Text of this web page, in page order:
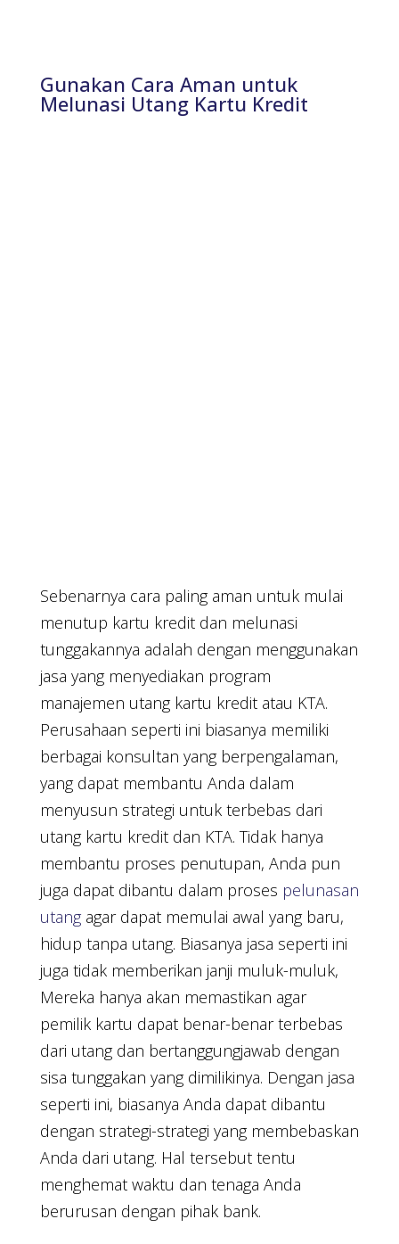
Gunakan Cara Aman untuk
Melunasi Utang Kartu Kredit
Sebenarnya cara paling aman untuk mulai
menutup kartu kredit dan melunasi
tunggakannya adalah dengan menggunakan
jasa yang menyediakan program
manajemen utang kartu kredit atau KTA.
Perusahaan seperti ini biasanya memiliki
berbagai konsultan yang berpengalaman,
yang dapat membantu Anda dalam
menyusun strategi untuk terbebas dari
utang kartu kredit dan KTA. Tidak hanya
membantu proses penutupan, Anda pun
juga dapat dibantu dalam proses pelunasan
utangagar dapat memulai awal yang baru,
hidup tanpa utang. Biasanya jasa seperti ini
juga tidak memberikan janji muluk-muluk,
Mereka hanya akan memastikan agar
pemilik kartu dapat benar-benar terbebas
dari utang dan bertanggungjawab dengan
sisa tunggakan yang dimilikinya. Dengan jasa
seperti ini, biasanya Anda dapat dibantu
dengan strategi-strategi yang membebaskan
Anda dari utang. Hal tersebut tentu
menghemat waktu dan tenaga Anda
berurusan dengan pihak bank.